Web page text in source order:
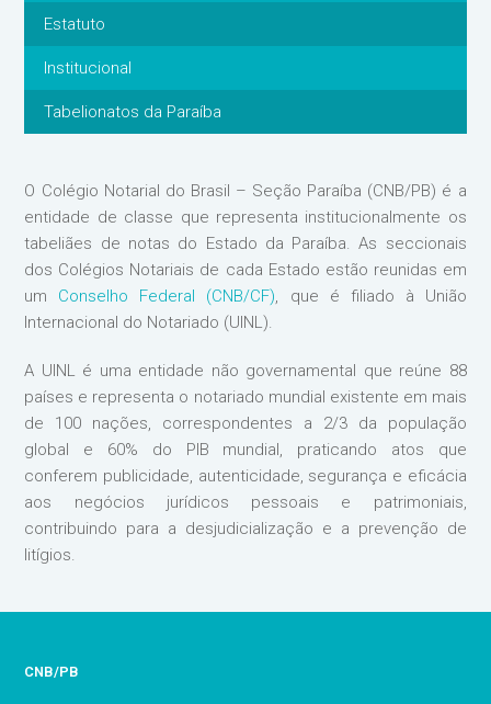
Estatuto
Institucional
Tabelionatos da Paraíba
O Colégio Notarial do Brasil – Seção Paraíba (CNB/PB) é a
entidade de classe que representa institucionalmente os
tabeliães de notas do Estado da Paraíba. As seccionais
dos Colégios Notariais de cada Estado estão reunidas em
um Conselho Federal (CNB/CF), que é filiado à União
Internacional do Notariado (UINL).
A UINL é uma entidade não governamental que reúne 88
países e representa o notariado mundial existente em mais
de 100 nações, correspondentes a 2/3 da população
global e 60% do PIB mundial, praticando atos que
conferem publicidade, autenticidade, segurança e eficácia
aos negócios jurídicos pessoais e patrimoniais,
contribuindo para a desjudicialização e a prevenção de
litígios.
CNB/PB